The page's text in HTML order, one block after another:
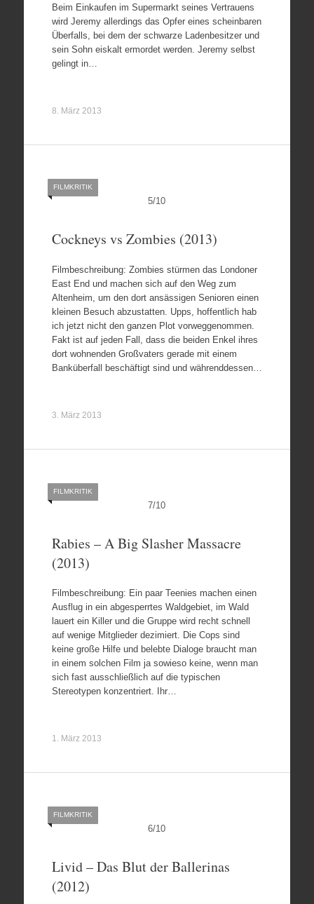
Beim Einkaufen im Supermarkt seines Vertrauens
wird Jeremy allerdings das Opfer eines scheinbaren
Überfalls, bei dem der schwarze Ladenbesitzer und
sein Sohn eiskalt ermordet werden. Jeremy selbst
gelingt in…
8. März 2013
5/10
FILMKRITIK
Cockneys vs Zombies (2013)
Filmbeschreibung: Zombies stürmen das Londoner
East End und machen sich auf den Weg zum
Altenheim, um den dort ansässigen Senioren einen
kleinen Besuch abzustatten. Upps, hoffentlich hab
ich jetzt nicht den ganzen Plot vorweggenommen.
Fakt ist auf jeden Fall, dass die beiden Enkel ihres
dort wohnenden Großvaters gerade mit einem
Banküberfall beschäftigt sind und währenddessen…
3. März 2013
7/10
FILMKRITIK
Rabies – A Big Slasher Massacre
(2013)
Filmbeschreibung: Ein paar Teenies machen einen
Ausflug in ein abgesperrtes Waldgebiet, im Wald
lauert ein Killer und die Gruppe wird recht schnell
auf wenige Mitglieder dezimiert. Die Cops sind
keine große Hilfe und belebte Dialoge braucht man
in einem solchen Film ja sowieso keine, wenn man
sich fast ausschließlich auf die typischen
Stereotypen konzentriert. Ihr…
1. März 2013
6/10
FILMKRITIK
Livid – Das Blut der Ballerinas
(2012)